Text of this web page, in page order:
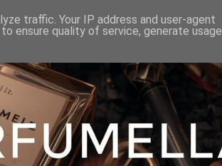
traffic. Your IP address and user-agent
ensure quality of service, generate usage